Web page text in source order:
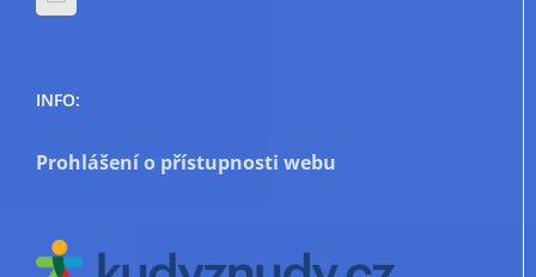
INFO:
Prohlášení o přístupnosti webu